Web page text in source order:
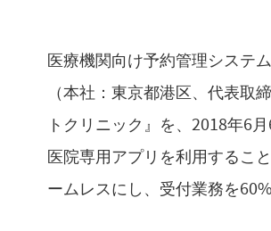
医療機関向け予約管理システ
（本社：東京都港区、代表取
トクリニック』を、2018年6
医院専用アプリを利用する
ームレスにし、受付業務を